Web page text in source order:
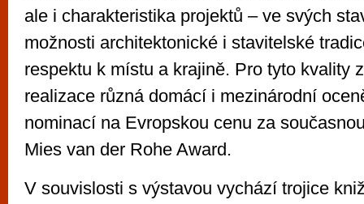
ale i charakteristika projektů – ve svých
možnosti architektonické i stavitelské
respektu k místu a krajině. Pro tyto kvality
realizace různá domácí i mezinárodní
nominací na Evropskou cenu za
Mies van der Rohe Award.
V souvislosti s výstavou vychází trojice